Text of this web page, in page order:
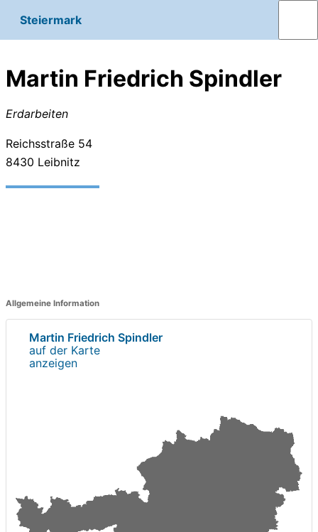
Steiermark
Martin Friedrich Spindler
Erdarbeiten
Reichsstraße 54
8430 Leibnitz
Allgemeine Information
Martin Friedrich Spindler
auf der Karte
anzeigen